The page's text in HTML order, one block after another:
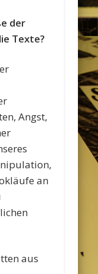
der
Texte?
Angst,
an
aus